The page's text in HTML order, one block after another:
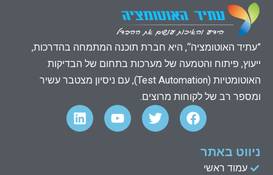
”עתיד האוטומציה“, היא חברת תוכנה המתמחה בהדרכות,
ייעוץ, פיתוח והטמעה של מערכות בתחום של הבדיקות
האוטומטיות (Test Automation), עם ניסיון מצטבר עשיר
ומספר רב של לקוחות מרוצים.
F
a
c
T
w
i
Y
o
u
L
i
n
ניווט באתר
עמוד ראשי